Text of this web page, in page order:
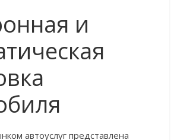
и
автоуслуг представлена